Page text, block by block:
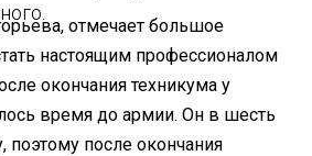
отмечает большое
настоящим профессионалом
окончания техникума у
время до армии. Он в шесть
после окончания